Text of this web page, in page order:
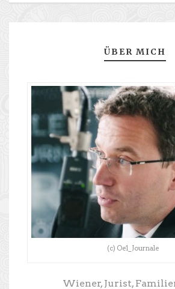
ÜBER MICH
(c) Oe1_Journale
Wiener, Jurist,